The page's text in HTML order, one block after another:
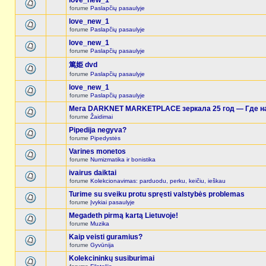
forume Paslapčių pasaulyje
love_new_1
forume Paslapčių pasaulyje
love_new_1
forume Paslapčių pasaulyje
篤姫 dvd
forume Paslapčių pasaulyje
love_new_1
forume Paslapčių pasaulyje
Мега DARKNET MARKETPLACE зеркала 25 год — Где
forume Žaidimai
Pipedija negyva?
forume Pipedystės
Varines monetos
forume Numizmatika ir bonistika
ivairus daiktai
forume Kolekcionavimas: parduodu, perku, keičiu, ieškau
Turime su sveiku protu spręsti valstybės problemas
forume Įvykiai pasaulyje
Megadeth pirmą kartą Lietuvoje!
forume Muzika
Kaip veisti guramius?
forume Gyvūnija
Kolekcininkų susiburimai